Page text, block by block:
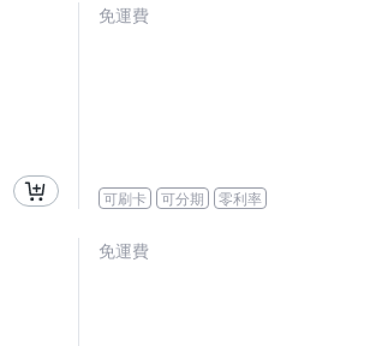
免運費
可刷卡 可分期 零利率
免運費